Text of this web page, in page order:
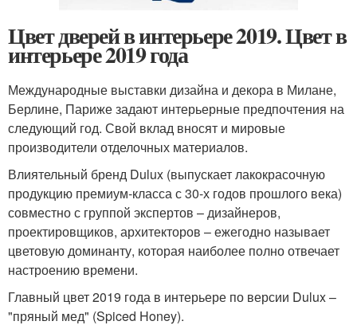
Цвет дверей в интерьере 2019. Цвет в
интерьере 2019 года
Международные выставки дизайна и декора в Милане,
Берлине, Париже задают интерьерные предпочтения на
следующий год. Свой вклад вносят и мировые
производители отделочных материалов.
Влиятельный бренд Dulux (выпускает лакокрасочную
продукцию премиум-класса с 30-х годов прошлого века)
совместно с группой экспертов – дизайнеров,
проектировщиков, архитекторов – ежегодно называет
цветовую доминанту, которая наиболее полно отвечает
настроению времени.
Главный цвет 2019 года в интерьере по версии Dulux –
"пряный мед" (Spiced Honey).